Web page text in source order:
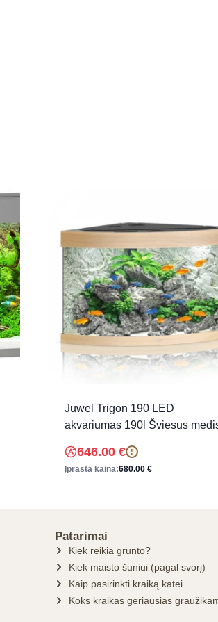
Juwel Trigon 190 LED
akvariumas 190l Šviesus
646.00 € !
Įprasta kaina:680.00 €
Patarimai
Kiek reikia grunto?
Kiek maisto šuniui (pagal svorį)
Kaip pasirinkti kraiką katei
Koks kraikas geriausias